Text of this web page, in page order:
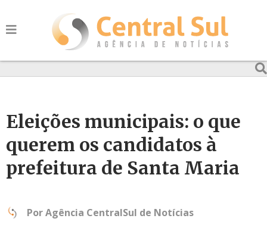
Eleições municipais: o que
querem os candidatos à
prefeitura de Santa Maria
PorAgência CentralSul de Notícias